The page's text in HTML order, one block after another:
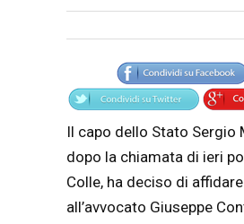
Articolo
Testo articolo principale
Il capo dello Stato Sergio
dopo la chiamata di ieri
Colle, ha deciso di
all’avvocato Giuseppe